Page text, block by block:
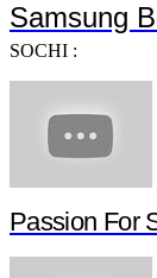
Samsung
SOCHI :
Passion For